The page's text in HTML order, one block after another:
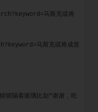
马斯克或将
马斯克或将成首